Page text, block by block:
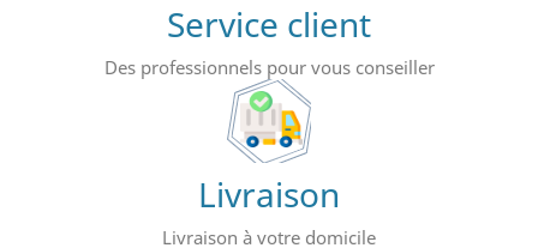
Service client
Des professionnels pour vous conseiller
Livraison
Livraison à votre domicile